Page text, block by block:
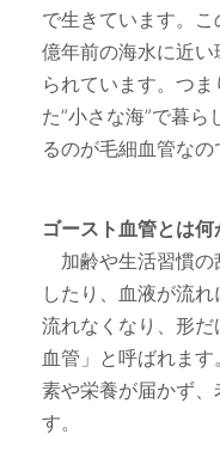
で生きています。
億年前の海水に近い
られています。つ
た“小さな海”で暮
るのが毛細血管なの
ゴースト血管とは何
加齢や生活習慣
したり、血液が流
流れなくなり、形だ
血管」と呼ばれま
素や栄養が届かず、
す。